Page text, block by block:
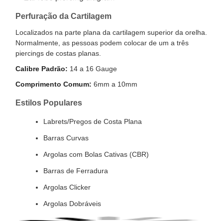
Perfuração da Cartilagem
Localizados na parte plana da cartilagem superior da orelha.
Normalmente, as pessoas podem colocar de um a três
piercings de costas planas.
Calibre Padrão: 14 a 16 Gauge
Comprimento Comum: 6mm a 10mm
Estilos Populares
Labrets/Pregos de Costa Plana
Barras Curvas
Argolas com Bolas Cativas (CBR)
Barras de Ferradura
Argolas Clicker
Argolas Dobráveis